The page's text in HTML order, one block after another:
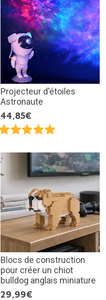
Projecteur d'étoiles
Astronaute
44,85€
Blocs de construction
pour créer un chiot
bulldog anglais miniature
29,99€